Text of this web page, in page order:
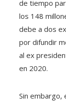
de tiempo
los 148
debe a dos
por difundir
al ex
en 2020.
Sin embargo,